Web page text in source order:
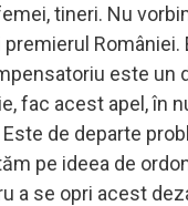
tineri. Nu
este
fac acest apel, în
de departe
pe ideea de
a se opri acest